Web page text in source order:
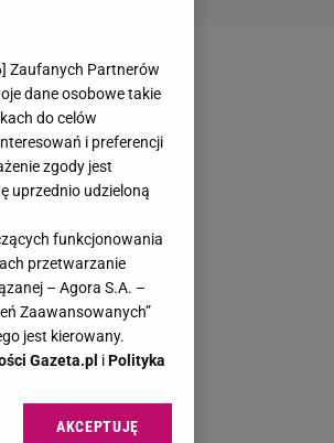
] Zaufanych Partnerów
dane osobowe takie
do celów
i preferencji
zgody jest
uprzednio udzieloną
funkcjonowania
przetwarzanie
– Agora S.A. –
Zaawansowanych”
jest kierowany.
Gazeta.pl iPolityka
sp. z o.o., jej
AKCEPTUJĘ